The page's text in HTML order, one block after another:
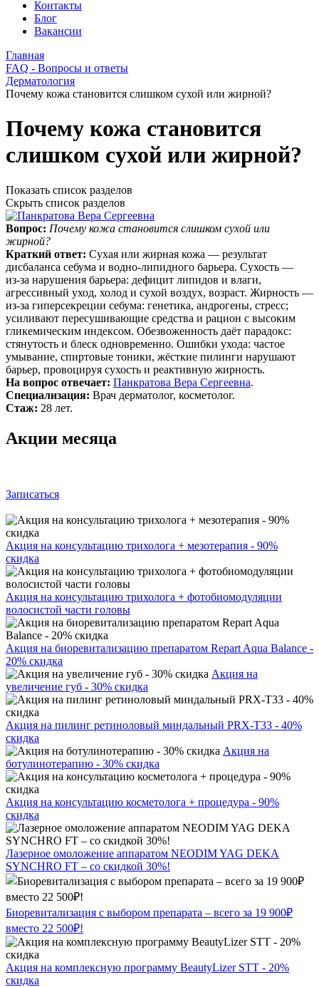
Контакты
Блог
Вакансии
Главная
FAQ - Вопросы и ответы
Дерматология
Почему кожа становится слишком сухой или жирной?
Почему кожа становится
слишком сухой или жирной?
Показать список разделов
Скрыть список разделов
Вопрос: Почему кожа становится слишком сухой или
жирной?
Краткий ответ: Сухая или жирная кожа — результат
дисбаланса себума и водно-липидного барьера. Сухость —
из‑за нарушения барьера: дефицит липидов и влаги,
агрессивный уход, холод и сухой воздух, возраст. Жирность —
из‑за гиперсекреции себума: генетика, андрогены, стресс;
усиливают пересушивающие средства и рацион с высоким
гликемическим индексом. Обезвоженность даёт парадокс:
стянутость и блеск одновременно. Ошибки ухода: частое
умывание, спиртовые тоники, жёсткие пилинги нарушают
барьер, провоцируя сухость и реактивную жирность.
На вопрос отвечает: Панкратова Вера Сергеевна.
Специализация: Врач дерматолог, косметолог.
Стаж: 28 лет.
Акции месяца
Записаться
Акция на консультацию трихолога + мезотерапия - 90%
скидка
Акция на консультацию трихолога + фотобиомодуляции
волосистой части головы
Акция на биоревитализацию препаратом Repart Aqua Balance -
20% скидка
Акция на
увеличение губ - 30% скидка
Акция на пилинг ретиноловый миндальный PRX-T33 - 40%
скидка
Акция на
ботулинотерапию - 30% скидка
Акция на консультацию косметолога + процедура - 90%
скидка
Лазерное омоложение аппаратом NEODIM YAG DEKA
SYNCHRO FT – со скидкой 30%!
Биоревитализация с выбором препарата – всего за 19 900₽
вместо 22 500₽!
Акция на комплексную программу BeautyLizer STT - 20%
скидка